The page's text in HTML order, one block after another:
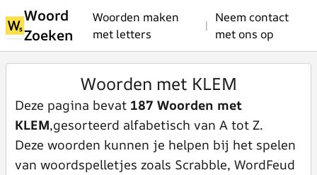
Woord
Zoeken
Woorden maken
met letters
|
Neem contact
met ons op
Woorden met KLEM
Deze pagina bevat 187 Woorden met
KLEM,gesorteerd alfabetisch van A tot Z.
Deze woorden kunnen je helpen bij het spelen
van woordspelletjes zoals Scrabble, WordFeud